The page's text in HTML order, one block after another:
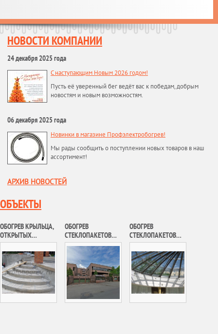
НОВОСТИ КОМПАНИИ
24 декабря 2025 года
С наступающим Новым 2026 годом!
Пусть её уверенный бег ведёт вас к победам, добрым
новостям и новым возможностям.
06 декабря 2025 года
Новинки в магазине Профэлектробогрев!
Мы рады сообщить о поступлении новых товаров в наш
ассортимент!
АРХИВ НОВОСТЕЙ
ОБЪЕКТЫ
ОБОГРЕВ КРЫЛЬЦА,
ОТКРЫТЫХ
ПЛОЩАДОК
И ЛЕСТНИЦЫ
ИНДИВИДУАЛЬНОГО
ДОМ В П.
НИКОЛЬСКО-
АРХАНГЕЛЬСКИЙ
ОБОГРЕВ
СТЕКЛОПАКЕТОВ
РЕЗИДЕНЦИИ
ПОСОЛЬСТВА
ГОСУДАРСТВА
КУВЕЙТ В РФ
ОБОГРЕВ
СТЕКЛОПАКЕТОВ
РЕЗИДЕНЦИИ
ВРЕМЕННОГО
ПРЕБЫВАНИЯ ГЛАВ
ИНОСТРАННЫХ
ДЕЛЕГАЦИЙ
ОБЪЕКТА
«РЕСТАВРАЦИЯ И
ПРИСПОСОБЛЕНИЕ